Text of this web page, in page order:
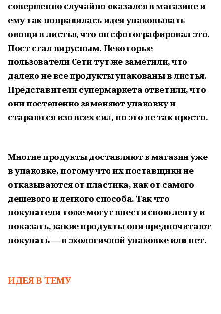
совершенно случайно оказался в магазине и
ему так понравилась идея упаковывать
овощи в листья, что он сфотографировал это.
Пост стал вирусным. Некоторые
пользователи Сети тут же заметили, что
далеко не все продукты упакованы в листья.
Представители супермаркета ответили, что
они постепенно заменяют упаковку и
стараются изо всех сил, но это не так просто.
Многие продукты доставляют в магазин уже
в упаковке, потому что их поставщики не
отказываются от пластика, как от самого
дешевого и легкого способа. Так что
покупатели тоже могут внести свою лепту и
показать, какие продукты они предпочитают
покупать — в экологичной упаковке или нет.
ИДЕЯ В ТЕМУ